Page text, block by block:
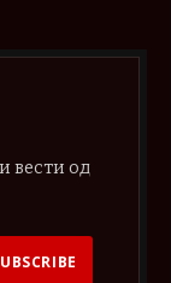
вести од